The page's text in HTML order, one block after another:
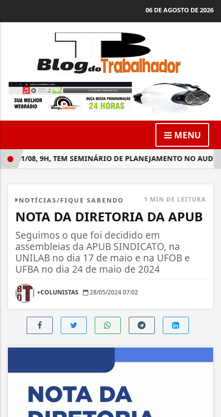
06 DE AGOSTO DE 2026
MENU
01/08, 9H, TEM SEMINÁRIO DE PLANEJAMENTO NO
NOTÍCIAS/FIQUE SABENDO 1 MIN DE LEITURA
NOTA DA DIRETORIA DA APUB
Seguimos o que foi decidido em
assembleias da APUB SINDICATO, na
UNILAB no dia 17 de maio e na UFOB e
UFBA no dia 24 de maio de 2024
+COLUNISTAS 28/05/2024 07:02